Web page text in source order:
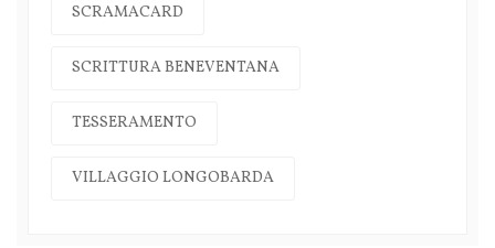
SCRAMACARD
SCRITTURA BENEVENTANA
TESSERAMENTO
VILLAGGIO LONGOBARDA